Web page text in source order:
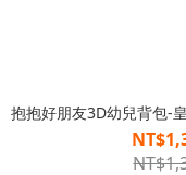
抱抱好朋友3D幼兒背包-